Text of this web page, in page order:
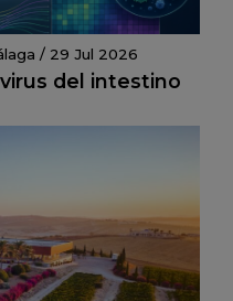
/ 29 Jul 2026
del intestino